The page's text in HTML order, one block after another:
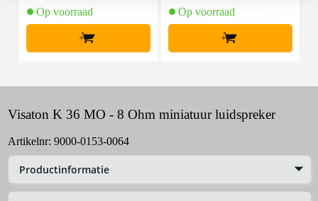
Op voorraad
+
Op voorraad
+
Visaton K 36 MO - 8 Ohm miniatuur luidspreker
Artikelnr: 9000-0153-0064
Productinformatie